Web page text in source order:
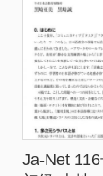
Ja-Net